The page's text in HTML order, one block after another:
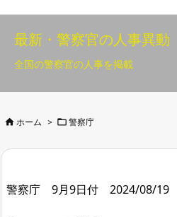
最新・警察官の人事異動
全国の警察官の人事を掲載
 ホーム >  警察庁
警察庁 9月9日付 2024/08/19